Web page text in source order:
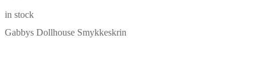
in stock
Gabbys Dollhouse Smykkeskrin